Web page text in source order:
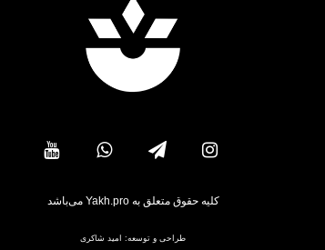
کلیه حقوق متعلق به Yakh.pro می‌باشد
طراحی و توسعه: امید شاکری